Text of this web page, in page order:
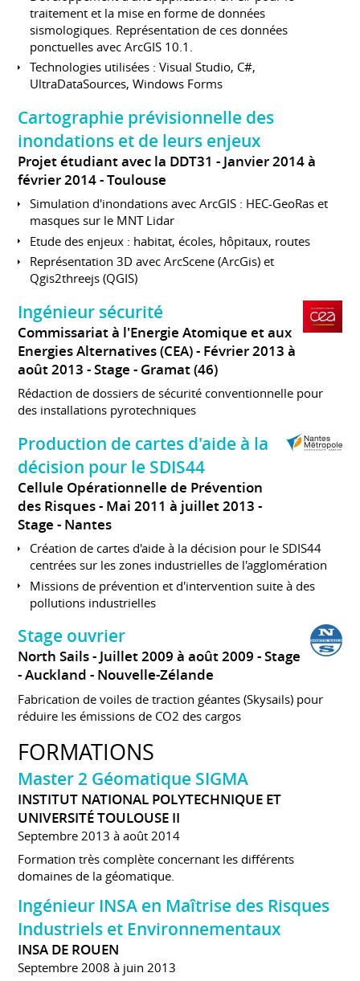
traitement et la mise en forme de données
sismologiques. Représentation de ces données
ponctuelles avec ArcGIS 10.1.
Technologies utilisées : Visual Studio, C#,
UltraDataSources, Windows Forms
Cartographie prévisionnelle des
inondations et de leurs enjeux
Projet étudiant avec la DDT31
Janvier 2014 à
février 2014 Toulouse
Simulation d'inondations avec ArcGIS : HEC-GeoRas et
masques sur le MNT Lidar
Etude des enjeux : habitat, écoles, hôpitaux, routes
Représentation 3D avec ArcScene (ArcGis) et
Qgis2threejs (QGIS)
Ingénieur sécurité
Commissariat à l'Energie Atomique et aux
Energies Alternatives (CEA)
Février 2013 à
août 2013 Stage Gramat (46)
Rédaction de dossiers de sécurité conventionnelle pour
des installations pyrotechniques
Production de cartes d'aide à la
décision pour le SDIS44
Cellule Opérationnelle de Prévention
des Risques
Mai 2011 à juillet 2013
Stage
Nantes
Création de cartes d'aide à la décision pour le SDIS44
centrées sur les zones industrielles de l'agglomération
Missions de prévention et d'intervention suite à des
pollutions industrielles
Stage ouvrier
North Sails Juillet 2009 à août 2009 Stage
Auckland
Nouvelle-Zélande
Fabrication de voiles de traction géantes (Skysails) pour
réduire les émissions de CO2 des cargos
FORMATIONS
Master 2 Géomatique SIGMA
INSTITUT NATIONAL POLYTECHNIQUE ET
UNIVERSITÉ TOULOUSE II
Septembre 2013 à août 2014
Formation très complète concernant les différents
domaines de la géomatique.
Ingénieur INSA en Maîtrise des Risques
Industriels et Environnementaux
INSA DE ROUEN
Septembre 2008 à juin 2013